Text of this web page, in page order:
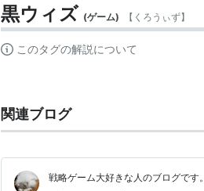
黒ウィズ (ゲーム) 【 くろうぃず】
このタグの解説について
関連ブログ
戦略ゲーム大好きな人のブログです。